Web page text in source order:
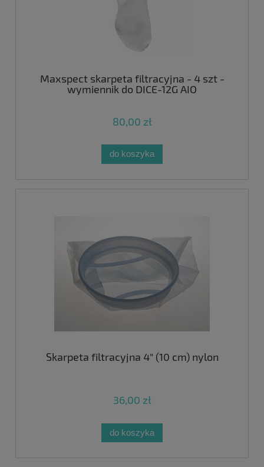
Maxspect skarpeta filtracyjna - 4 szt -
wymiennik do DICE-12G AIO
80,00 zł
do koszyka
Skarpeta filtracyjna 4" (10 cm) nylon
36,00 zł
do koszyka